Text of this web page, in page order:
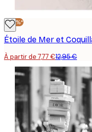
-40%*
À partir de 7,77 €12,95 €